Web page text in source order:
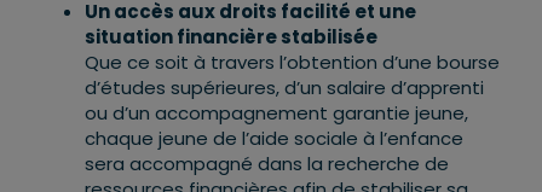
Un accès aux droits facilité et une
situation financière stabilisée
Que ce soit à travers l’obtention d’une bourse
d’études supérieures, d’un salaire d’apprenti
ou d’un accompagnement garantie jeune,
chaque jeune de l’aide sociale à l’enfance
sera accompagné dans la recherche de